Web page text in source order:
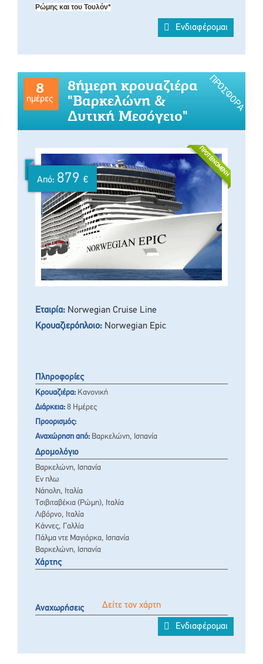
Ρώμης και του Τουλόν*
Ενδιαφέρομαι
ΠΡΟΣΦΟΡΆ
8
ημέρες
8ήμερη κρουαζιέρα
"Βαρκελώνη &
Δυτική Μεσόγειο"
ΠΡΟΤΕΙΝΌΜΕΝΗ
Εταιρία: Norwegian Cruise Line
Κρουαζιερόπλοιο: Norwegian Epic
Από: 879 €
Πληροφορίες
Κρουαζιέρα: Κανονική
Διάρκεια: 8 Ημέρες
Προορισμός:
Αναχώρηση από: Βαρκελώνη, Ισπανία
Δρομολόγιο
Βαρκελώνη, Ισπανία
Εν πλω
Νάπολη, Ιταλία
Τσιβιταβέκια (Ρώμη), Ιταλία
Λιβόρνο, Ιταλία
Κάννες, Γαλλία
Πάλμα ντε Μαγιόρκα, Ισπανία
Βαρκελώνη, Ισπανία
Χάρτης
Δείτε τον χάρτη
Αναχωρήσεις
Ενδιαφέρομαι